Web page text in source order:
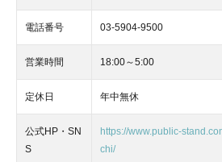
電話番号 03-5904-9500
営業時間 18:00～5:00
定休日 年中無休
公式HP・SN
S
https://www.public-
chi/